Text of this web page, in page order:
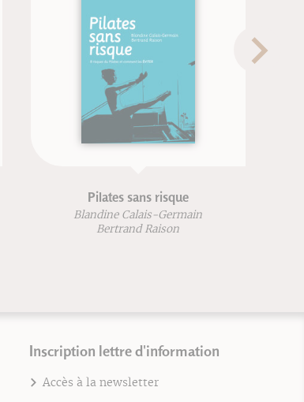
Pilates sans risque
Blandine Calais-Germain
Bertrand Raison
Inscription lettre d'information
Accès à la newsletter